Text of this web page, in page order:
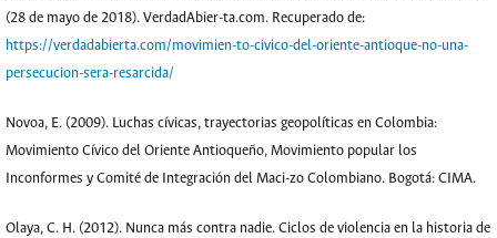
(28 de mayo de 2018). VerdadAbier-ta.com. Recuperado de:
https://verdadabierta.com/movimien-to-civico-del-oriente-antioque-no-una-
persecucion-sera-resarcida/
Novoa, E. (2009). Luchas cívicas, trayectorias geopolíticas en Colombia:
Movimiento Cívico del Oriente Antioqueño, Movimiento popular los
Inconformes y Comité de Integración del Maci-zo Colombiano. Bogotá: CIMA.
Olaya, C. H. (2012). Nunca más contra nadie. Ciclos de violencia en la historia de